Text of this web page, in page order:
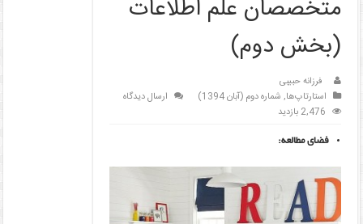
متخصصان علم اطلاعات
(بخش دوم)
فرزانه حبیبی
استارتاپ‌ها, شماره دوم (آبان 1394)
ارسال دیدگاه
2,476 بازدید
فضای مطالعه: